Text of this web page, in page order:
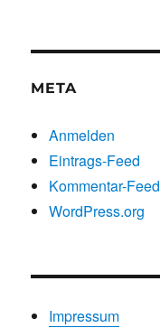
META
Anmelden
Eintrags-Feed
Kommentar-Feed
WordPress.org
Impressum